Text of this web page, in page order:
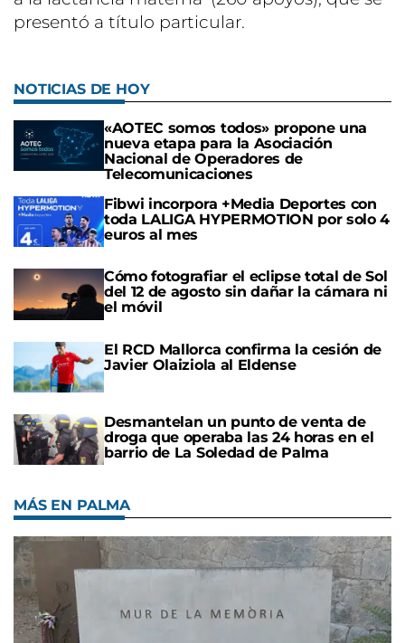
presentó a título particular.
NOTICIAS DE HOY
«AOTEC somos todos» propone una
nueva etapa para la Asociación
Nacional de Operadores de
Telecomunicaciones
Fibwi incorpora +Media Deportes con
toda LALIGA HYPERMOTION por solo 4
euros al mes
Cómo fotografiar el eclipse total de Sol
del 12 de agosto sin dañar la cámara ni
el móvil
El RCD Mallorca confirma la cesión de
Javier Olaiziola al Eldense
Desmantelan un punto de venta de
droga que operaba las 24 horas en el
barrio de La Soledad de Palma
MÁS EN PALMA